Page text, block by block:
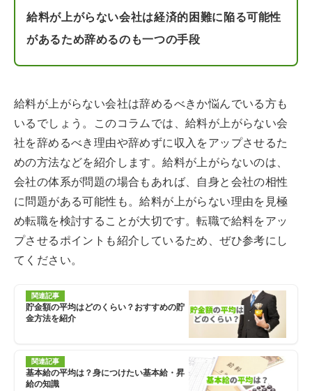
給料が上がらない会社は経済的困難に陥る可能性
があるため辞めるのも一つの手段
給料が上がらない会社は辞めるべきか悩んでいる方も
いるでしょう。このコラムでは、給料が上がらない会
社を辞めるべき理由や辞めずに収入をアップさせるた
めの方法などを紹介します。給料が上がらないのは、
会社の体系が問題の場合もあれば、自身と会社の相性
に問題がある可能性も。給料が上がらない理由を見極
め転職を検討することが大切です。転職で給料をアッ
プさせるポイントも紹介しているため、ぜひ参考にし
てください。
関連記事
貯金額の平均はどのくらい？おすすめの貯
金方法を紹介
関連記事
基本給の平均は？身につけたい基本給・昇
給の知識